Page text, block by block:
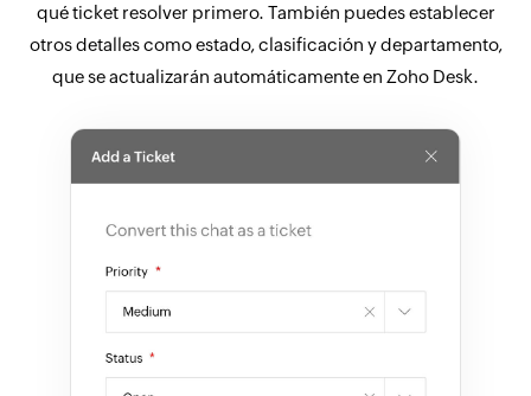
qué ticket resolver primero. También puedes establecer
otros detalles como estado, clasificación y departamento,
que se actualizarán automáticamente en Zoho Desk.